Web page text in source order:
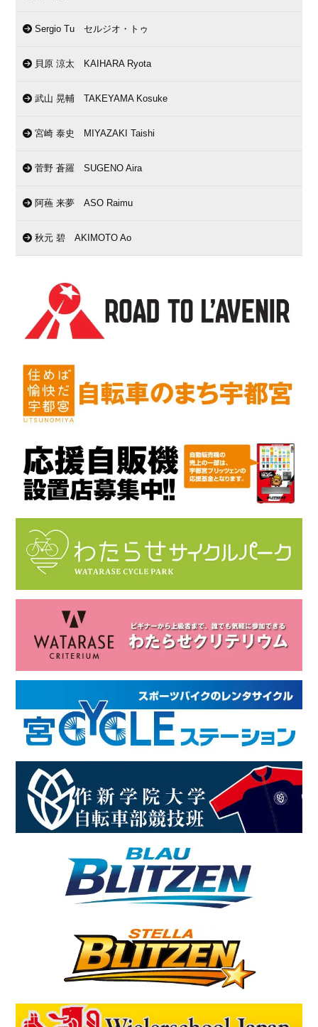
Sergio Tu セルジオ・トゥ
貝原 涼太 KAIHARA Ryota
武山 晃輔 TAKEYAMA Kosuke
宮崎 泰史 MIYAZAKI Taishi
菅野 蒼羅 SUGENO Aira
阿蘓 来夢 ASO Raimu
秋元 碧 AKIMOTO Ao